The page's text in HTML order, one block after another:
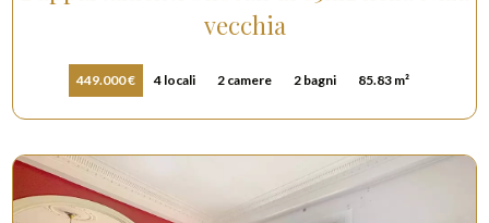
vecchia
449.000 € 4 locali 2 camere 2 bagni 85.83 m²